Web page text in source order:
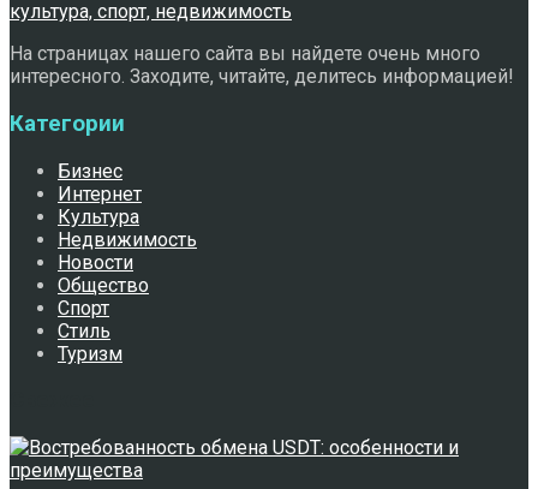
На страницах нашего сайта вы найдете очень много
интересного. Заходите, читайте, делитесь информацией!
Категории
Бизнес
Интернет
Культура
Недвижимость
Новости
Общество
Спорт
Стиль
Туризм